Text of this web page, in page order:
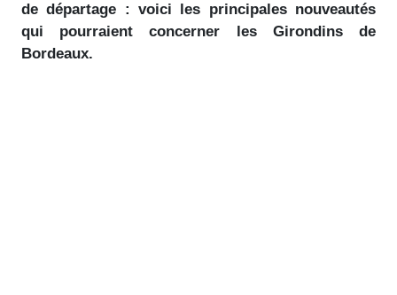
de départage : voici les principales nouveautés
qui pourraient concerner les Girondins de
Bordeaux.